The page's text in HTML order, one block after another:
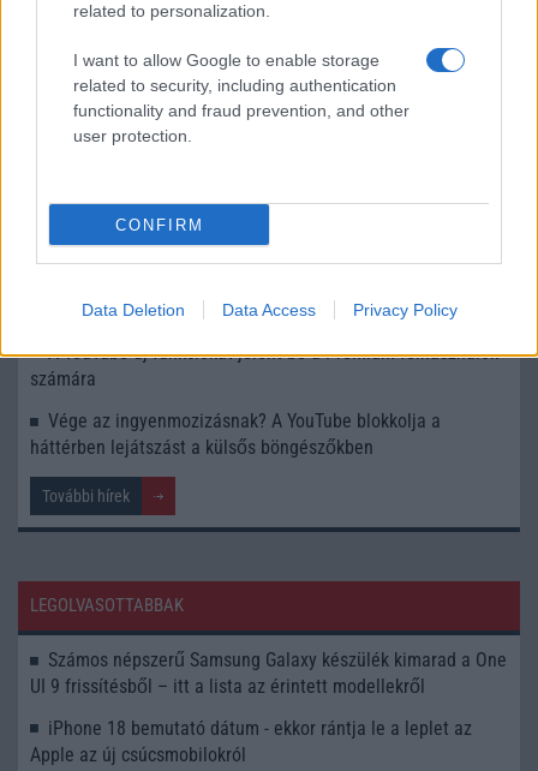
related to personalization.
I want to allow Google to enable storage
related to security, including authentication
functionality and fraud prevention, and other
user protection.
CONFIRM
Data Deletion Data Access Privacy Policy
KAPCSOLÓDÓ HÍREK
Az LG trollkodik a Times Square-en!
iPhone 5S és iPhone 5C: szavak nélkül
Galaxy Note 3 élményt mindenkinek!
Nokia Lumia 1020: fotózz, aztán zoomolj!
kényszeríthet egymás után
A YouTube új funkciókat jelent be a Premium-felhasználók
számára
Vége az ingyenmozizásnak? A YouTube blokkolja a
háttérben lejátszást a külsős böngészőkben
További hírek
LEGOLVASOTTABBAK
Számos népszerű Samsung Galaxy készülék kimarad a One
UI 9 frissítésből – itt a lista az érintett modellekről
iPhone 18 bemutató dátum - ekkor rántja le a leplet az
Apple az új csúcsmobilokról